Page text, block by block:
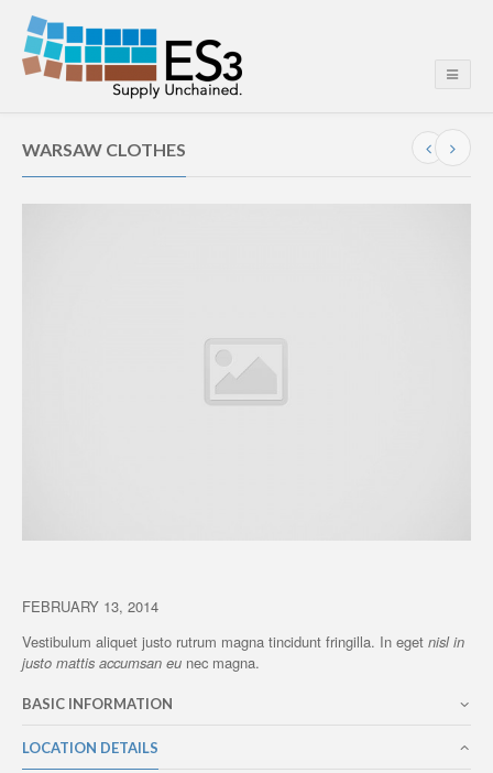
WARSAW CLOTHES
FEBRUARY 13, 2014
Vestibulum aliquet justo rutrum magna tincidunt fringilla. In eget nisl in
justo mattis accumsan eu nec magna.
BASIC INFORMATION
LOCATION DETAILS